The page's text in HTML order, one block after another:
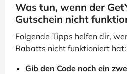
Was tun, wenn der
Gutschein nicht
Folgende Tipps helfen dir,
Rabatts nicht funktioniert hat:
Gib den Code noch ein